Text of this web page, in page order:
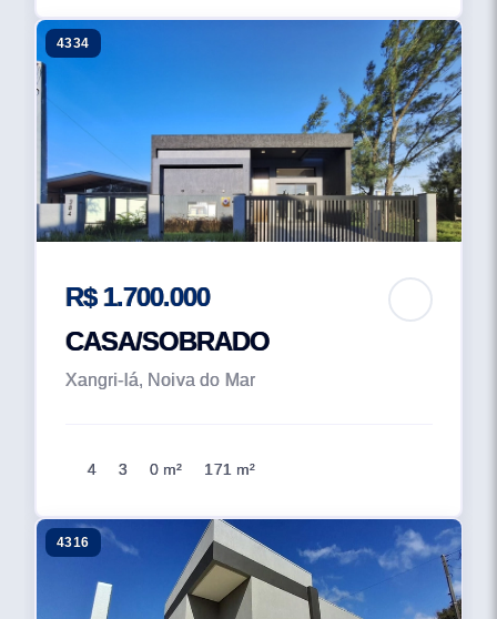
4334
R$ 1.700.000
CASA/SOBRADO
Xangri-lá, Noiva do Mar
4 3 0 m² 171 m²
4316